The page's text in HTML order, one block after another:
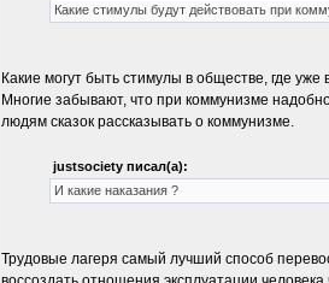
Какие стимулы будут действовать при
Какие могут быть стимулы в обществе, где
Многие забывают, что при коммунизме
людям сказок рассказывать о коммунизме.
justsociety писал(а):
И какие наказания ?
Трудовые лагеря самый лучший способ